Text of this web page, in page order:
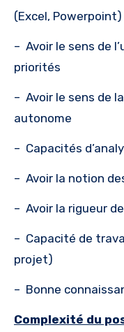
(Excel, Powerpoint)
– Avoir le sens de
priorités
– Avoir le sens de
autonome
– Capacités
– Avoir la notion
– Avoir la rigueur
– Capacité de
projet)
– Bonne
Complexité du